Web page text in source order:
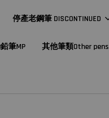
停產老鋼筆 DISCONTINUED
筆MP 其他筆類Other pens